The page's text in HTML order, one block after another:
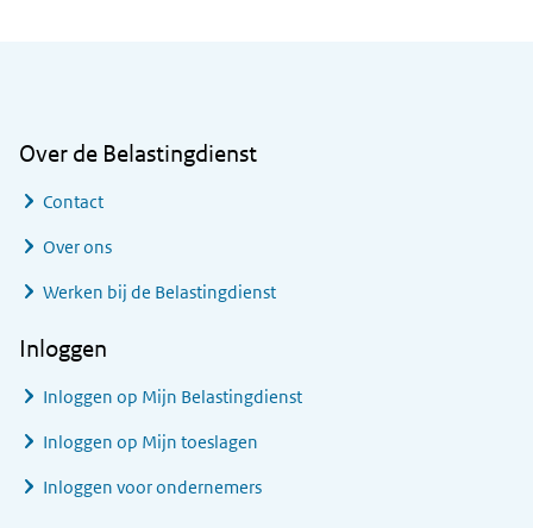
Over de Belastingdienst
Contact
Over ons
Werken bij de Belastingdienst
Inloggen
Inloggen op Mijn Belastingdienst
Inloggen op Mijn toeslagen
Inloggen voor ondernemers